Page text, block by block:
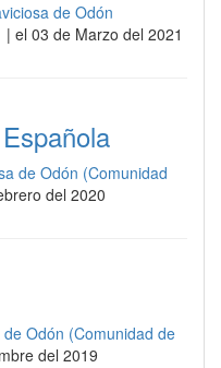
de Odón
| el 03 de Marzo del 2021
de Odón (Comunidad
del 2020
de Odón (Comunidad de
del 2019